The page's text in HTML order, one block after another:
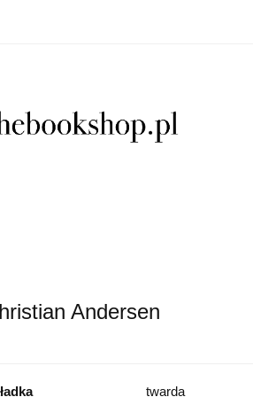
Andersen
twarda